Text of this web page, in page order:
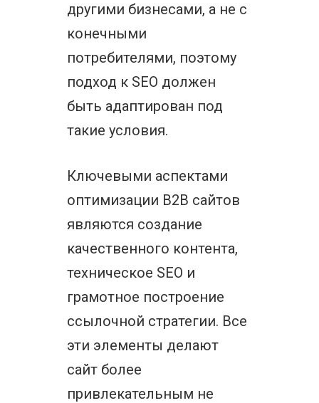
другими бизнесами, а не с
конечными
потребителями, поэтому
подход к SEO должен
быть адаптирован под
такие условия.
Ключевыми аспектами
оптимизации B2B сайтов
являются создание
качественного контента,
техническое SEO и
грамотное построение
ссылочной стратегии. Все
эти элементы делают
сайт более
привлекательным не